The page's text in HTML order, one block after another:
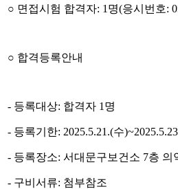
○ 면접시험 합격자: 1 명(응시번호:
○ 합격등록안내
- 등록대상: 합격자 1 명
- 등록기한: 2025.5.21.(수
- 등록장소: 서대문구보건소 7층 의
- 구비서류: 첨부참조